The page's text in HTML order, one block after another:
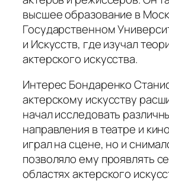
высшее образование в
Государственном
и Искусств, где изучал
актерского искусства.
Интерес Бондаренко
актерскому искусству
начал исследовать
направления в театре и
играл на сцене, но и
позволяло ему проявлять
областях актерского